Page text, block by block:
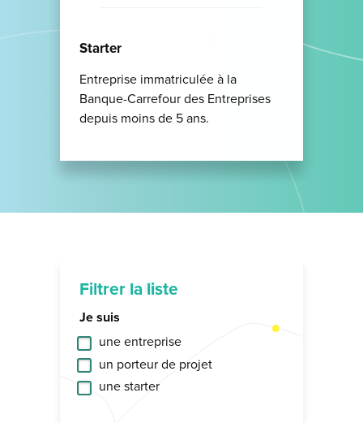
Starter
Entreprise immatriculée à la
Banque-Carrefour des Entreprises
depuis moins de 5 ans.
Filtrer la liste
Je suis
une entreprise
un porteur de projet
une starter